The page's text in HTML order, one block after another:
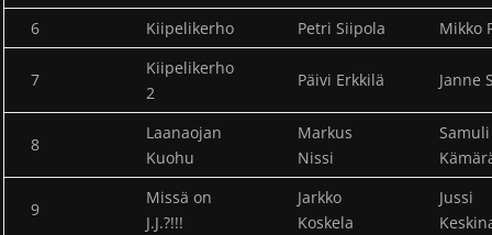
6
Kiipelikerho Petri Siipola Mikko
7
Kiipelikerho
2
Päivi Erkkilä Janne
8
Laanaojan
Kuohu
Markus
Nissi
Samuli
9
Missä on
J.J.?!!!
Jarkko
Koskela
Jussi